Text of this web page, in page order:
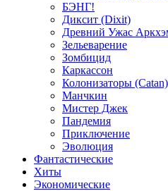
БЭНГ!
Диксит (Dixit)
Древний Ужас
Зельеварение
Зомбицид
Каркассон
Колонизаторы (Catan)
Манчкин
Мистер Джек
Пандемия
Приключение
Эволюция
Фантастические
Хиты
Экономические